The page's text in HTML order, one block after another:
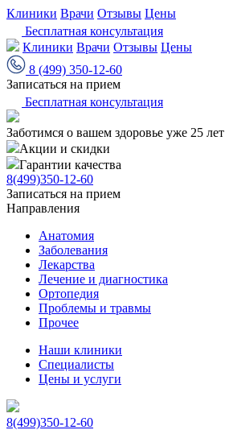
Клиники Врачи Отзывы Цены
Бесплатная консультация
Клиники Врачи Отзывы Цены
8 (499) 350-12-60
Записаться на прием
Бесплатная консультация
Заботимся о вашем здоровье уже 25 лет
Акции и скидки
Гарантии качества
8(499)350-12-60
Записаться на прием
Направления
Анатомия
Заболевания
Лекарства
Лечение и диагностика
Ортопедия
Проблемы и травмы
Прочее
Наши клиники
Специалисты
Цены и услуги
8(499)350-12-60